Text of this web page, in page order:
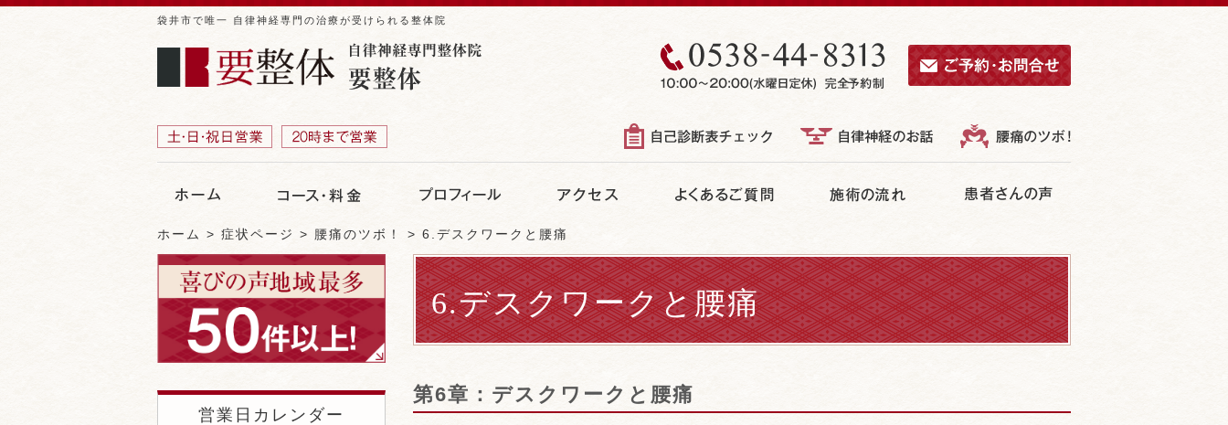
袋井市で唯一 自律神経専門の治療が受けられる整体院
ホーム 症状ページ 腰痛のツボ！ 6.デスクワークと腰痛
6.デスクワークと腰痛
第6章：デスクワークと腰痛
営業日カレンダー